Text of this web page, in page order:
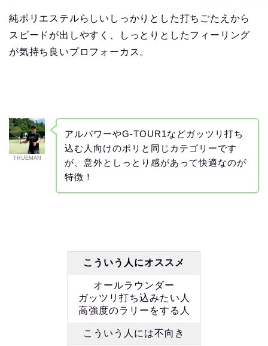
純ポリエステルらしいしっかりとした打ちごたえから
スピードが出しやすく、しっとりとしたフィーリング
が気持ち良いプロフォーカス。
TRUEMAN
アルパワーやG-TOUR1などガッツリ打ち
込む人向けのポリと同じカテゴリーです
が、意外としっとり感があって快適なのが
特徴！
こういう人にオススメ
オールラウンダー
ガッツリ打ち込みたい人
高強度のラリーをする人
こういう人には不向き